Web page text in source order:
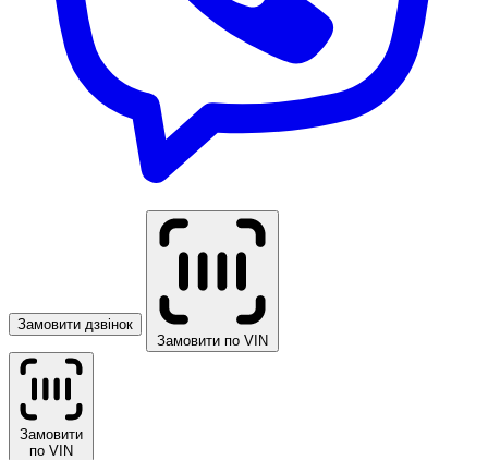
Замовити дзвінок
Замовити по VIN
Замовити
по VIN